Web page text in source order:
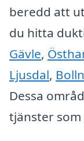
beredd att
du hitta
Gävle,
Ljusdal,
Dessa
tjänster som